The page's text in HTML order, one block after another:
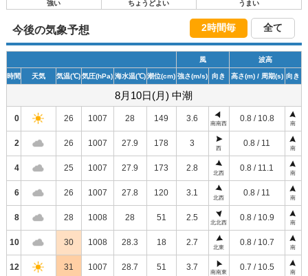
強い ちょうどよい うまい
今後の気象予想 2時間毎 全て
風 波高
時間 天気 気温(℃) 気圧(hPa) 海水温(℃) 潮位(cm) 強さ(m/s) 向き 高さ(m)/ 周期(s) 向き
8月10日(月) 中潮
0 26 1007 28 149 3.6
南南西
0.8 / 10.8
南
2 26 1007 27.9 178 3
西
0.8 / 11
南
4 25 1007 27.9 173 2.8
北西
0.8 / 11.1
南
6 26 1007 27.8 120 3.1
北西
0.8 / 11
南
8 28 1008 28 51 2.5
北北西
0.8 / 10.9
南
10 30 1008 28.3 18 2.7
北東
0.8 / 10.7
南
12 31 1007 28.7 51 3.7
南南東
0.7 / 10.5
南